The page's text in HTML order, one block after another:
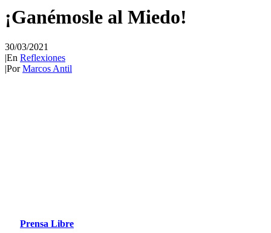
¡Ganémosle al Miedo!
30/03/2021
|En Reflexiones
|PorMarcos Antil
Prensa Libre